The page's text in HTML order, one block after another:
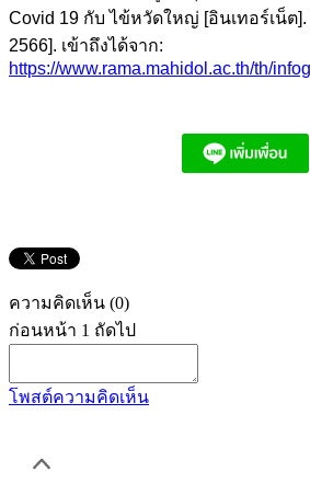
Covid 19 กับ ไข้หวัดใหญ่ [อินเทอร์เน็ต].
2566]. เข้าถึงได้จาก:
https://www.rama.mahidol.ac.th/th/
ความคิดเห็น (0)
ก่อนหน้า 1 ถัดไป
โพสต์ความคิดเห็น